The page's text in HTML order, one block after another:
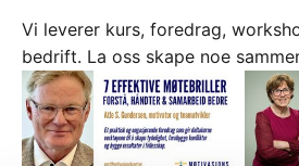
Vi leverer kurs, foredrag,
bedrift. La oss skape noe